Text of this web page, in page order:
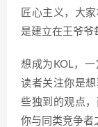
匠心主义，大
是建立在王爷爷
想成为KOL，
读者关注你是
些独到的观点
你与同类竞争者